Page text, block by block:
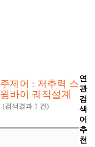
주제어 : 저추력 스
윙바이 궤적설계
(검색결과 1 건)
연
관
검
색
어
추
천